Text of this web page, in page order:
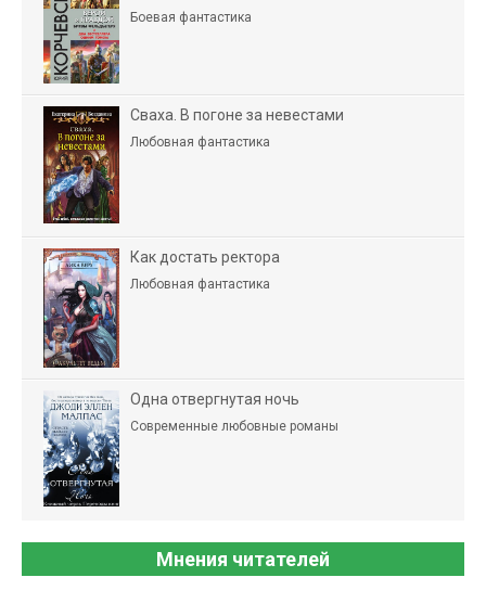
Боевая фантастика
Сваха. В погоне за невестами
Любовная фантастика
Как достать ректора
Любовная фантастика
Одна отвергнутая ночь
Современные любовные романы
Мнения читателей